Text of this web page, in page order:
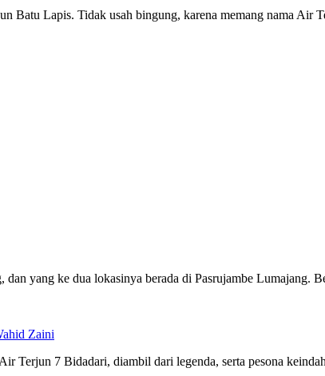
Batu Lapis. Tidak usah bingung, karena memang nama Air
yang ke dua lokasinya berada di Pasrujambe Lumajang.
Zaini
Terjun 7 Bidadari, diambil dari legenda, serta pesona